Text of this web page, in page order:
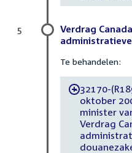
Verdrag
Te behandelen:
-32170-
oktober
minister
Verdrag
5